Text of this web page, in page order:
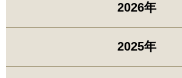
2026年
2025年